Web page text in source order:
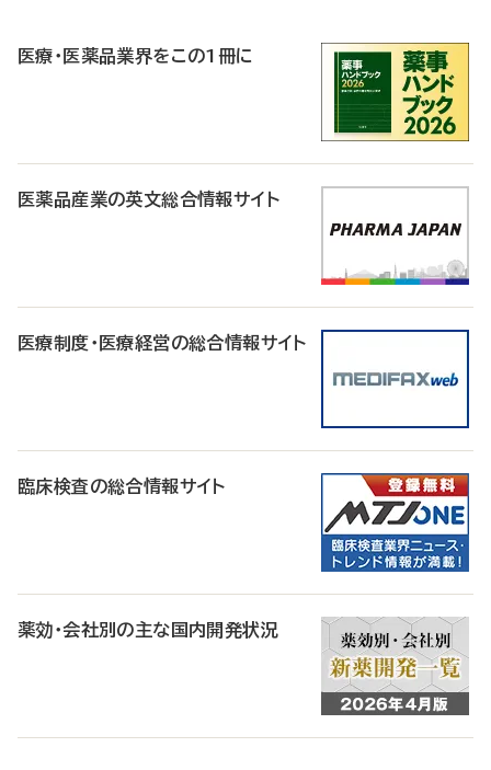
医療・医薬品業界をこの1冊に
医薬品産業の英文総合情報サイト
医療制度・医療経営の総合情報サイト
臨床検査の総合情報サイト
薬効・会社別の主な国内開発状況